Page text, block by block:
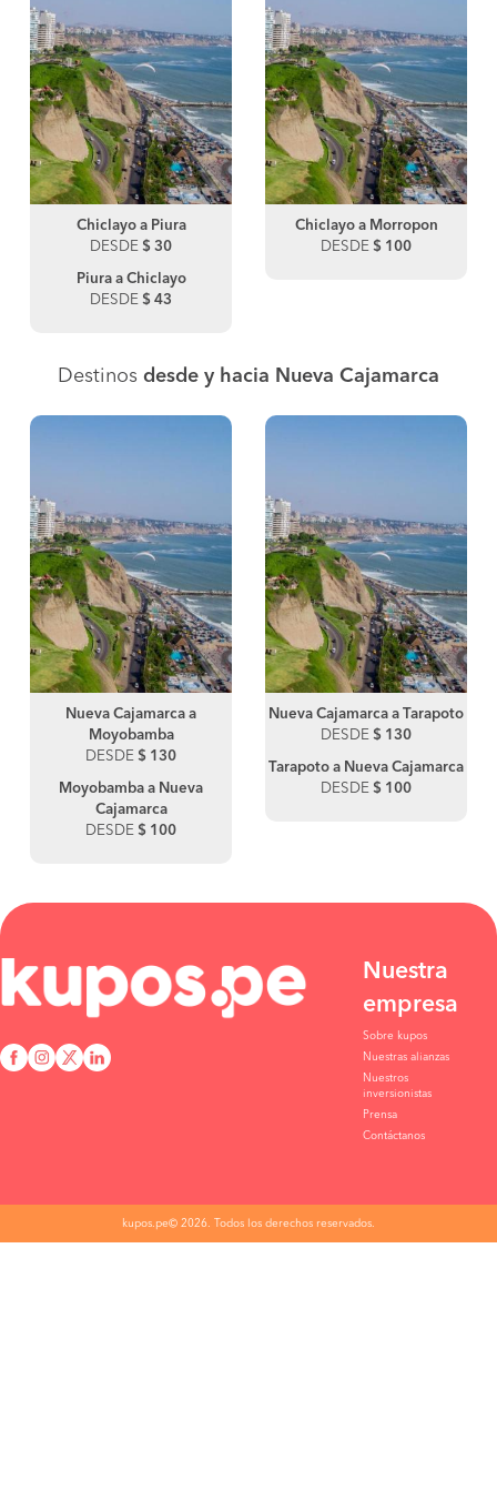
Chiclayo a Piura
DESDE $ 30
Piura a Chiclayo
DESDE $ 43
Chiclayo a Morropon
DESDE $ 100
Destinos desde y hacia Nueva Cajamarca
Nueva Cajamarca a
Moyobamba
DESDE $ 130
Moyobamba a Nueva
Cajamarca
DESDE $ 100
Nueva Cajamarca a Tarapoto
DESDE $ 130
Tarapoto a Nueva Cajamarca
DESDE $ 100
Nuestra
empresa
Sobre kupos
Nuestras alianzas
Nuestros
inversionistas
Prensa
Contáctanos
kupos.pe© 2026. Todos los derechos reservados.